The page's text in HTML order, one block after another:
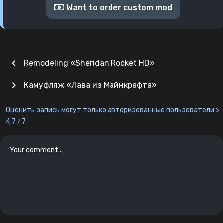
Want to order custom mod
chevron_left Remodeling «Sheridan Rocket HD»
Камуфляж «Лава из Майнкрафта»
chevron_right
Оценить запись могут только авторизованные пользователи >
4.7 / 7